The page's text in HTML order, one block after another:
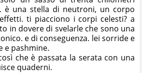
è una stella di neutroni, un corpo
ti piacciono i corpi celesti? a
in dovere di svelarle che sono una
e di conseguenza. lei sorride e
e pashmine.
che è passata la serata con una
quaderni.